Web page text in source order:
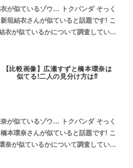
が似ているゾウ… トクパンダ そっく
垣結衣さんが似ていると話題です! こ
衣が似ているかについて調査していき
【比較画像】広瀬すずと橋本環奈は
似てる!二人の見分け方は⁉
が似ているゾウ… トクパンダ そっく
本環奈さんが似ていると話題です! こ
奈が似ているかについて調査していき